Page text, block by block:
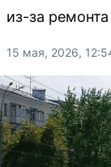
из-за
15 мая, 2026,